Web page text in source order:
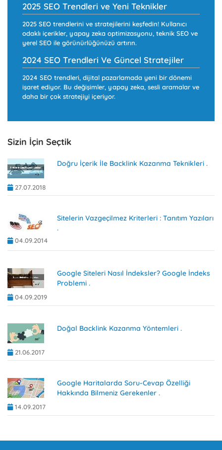
2025 SEO Trendleri ve Yeni Teknikler
2025 SEO trendlerini ve stratejilerini keşfedin! Kullanıcı
odaklı içerikler, yapay zeka optimizasyonu, teknik SEO ve
yerel SEO ile görünürlüğünüzü artırın.
2024 SEO Trendleri Ve Güncel Stratejiler
2024 SEO trendleri, dijital pazarlamada yeni bir dönemi
işaret ediyor. Bu değişimler, yapay zeka, sesli aramalar ve
daha bir çok stratejiyi içeriyor.
Sizin İçin Seçtik
27.07.2018
Doğru İçerik İle Backlink Kazanma Teknikleri .
04.09.2014
Sitelerin Vazgeçilmez Kriterleri : Tanıtım Yazıları
.
04.09.2019
Google Siteleri Nasıl İndeksler? Google İndeks
Problemi .
21.06.2017
Doğal Backlink Kazanma Yöntemleri .
14.09.2017
Google Haritalarda Soru-Cevap Özelliği
Hakkında Bilmeniz Gerekenler .